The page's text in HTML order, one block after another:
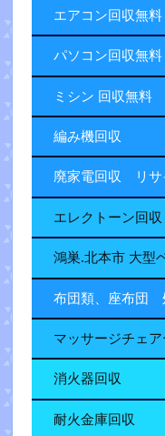
エアコン回収無料
パソコン回収無料
ミシン 回収無料
編み機回収
廃家電回収 リサ
エレクトーン回
鴻巣.北本市 大型
布団類、座布団
マッサージチェア
消火器回収
耐火金庫回収